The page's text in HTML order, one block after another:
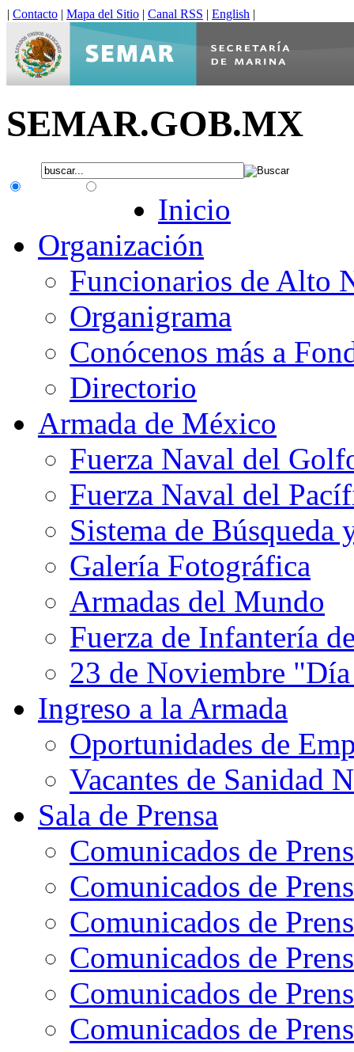
| Contacto | Mapa del Sitio | Canal RSS | English |
SEMAR.GOB.MX
Inicio
Organización
Funcionarios de Alto
Organigrama
Conócenos más a
Directorio
Armada de México
Fuerza Naval del
Fuerza Naval del
Sistema de Búsqueda
Galería Fotográfica
Armadas del Mundo
Fuerza de Infantería
23 de Noviembre
Ingreso a la Armada
Oportunidades de
Vacantes de Sanidad
Sala de Prensa
Comunicados de
Comunicados de
Comunicados de
Comunicados de
Comunicados de
Comunicados de